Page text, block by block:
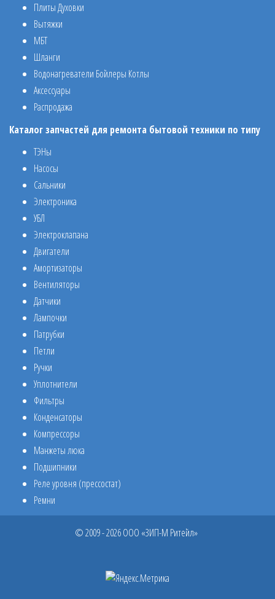
Плиты Духовки
Вытяжки
МБТ
Шланги
Водонагреватели Бойлеры Котлы
Аксессуары
Распродажа
Каталог запчастей для ремонта бытовой техники по типу
ТЭНы
Насосы
Сальники
Электроника
УБЛ
Электроклапана
Двигатели
Амортизаторы
Вентиляторы
Датчики
Лампочки
Патрубки
Петли
Ручки
Уплотнители
Фильтры
Конденсаторы
Компрессоры
Манжеты люка
Подшипники
Реле уровня (прессостат)
Ремни
© 2009 - 2026 ООО «ЗИП-М Ритейл»